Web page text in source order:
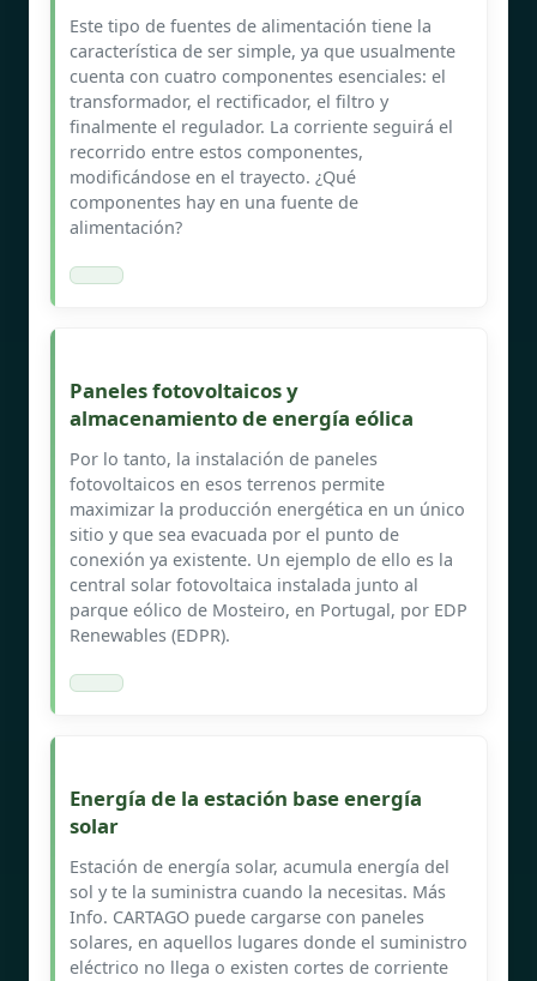
Este tipo de fuentes de alimentación tiene la
característica de ser simple, ya que usualmente
cuenta con cuatro componentes esenciales: el
transformador, el rectificador, el filtro y
finalmente el regulador. La corriente seguirá el
recorrido entre estos componentes,
modificándose en el trayecto. ¿Qué
componentes hay en una fuente de
alimentación?
Paneles fotovoltaicos y
almacenamiento de energía eólica
Por lo tanto, la instalación de paneles
fotovoltaicos en esos terrenos permite
maximizar la producción energética en un único
sitio y que sea evacuada por el punto de
conexión ya existente. Un ejemplo de ello es la
central solar fotovoltaica instalada junto al
parque eólico de Mosteiro, en Portugal, por EDP
Renewables (EDPR).
Energía de la estación base energía
solar
Estación de energía solar, acumula energía del
sol y te la suministra cuando la necesitas. Más
Info. CARTAGO puede cargarse con paneles
solares, en aquellos lugares donde el suministro
eléctrico no llega o existen cortes de corriente